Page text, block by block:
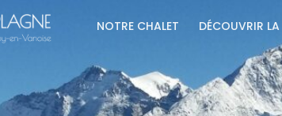
NOTRE CHALET DÉCOUVRIR